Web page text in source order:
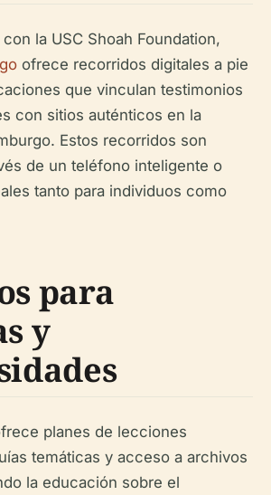
la USC Shoah Foundation,
ofrece recorridos digitales a pie
que vinculan testimonios
con sitios auténticos en la
Estos recorridos son
de un teléfono inteligente o
tanto para individuos como
para
y
planes de lecciones
temáticas y acceso a archivos
la educación sobre el